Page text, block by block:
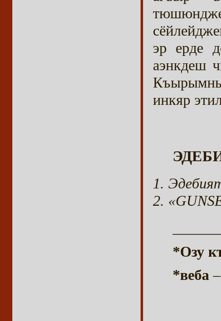
эр ерде
аэнкдеш
инкяр
*Озу
*веба